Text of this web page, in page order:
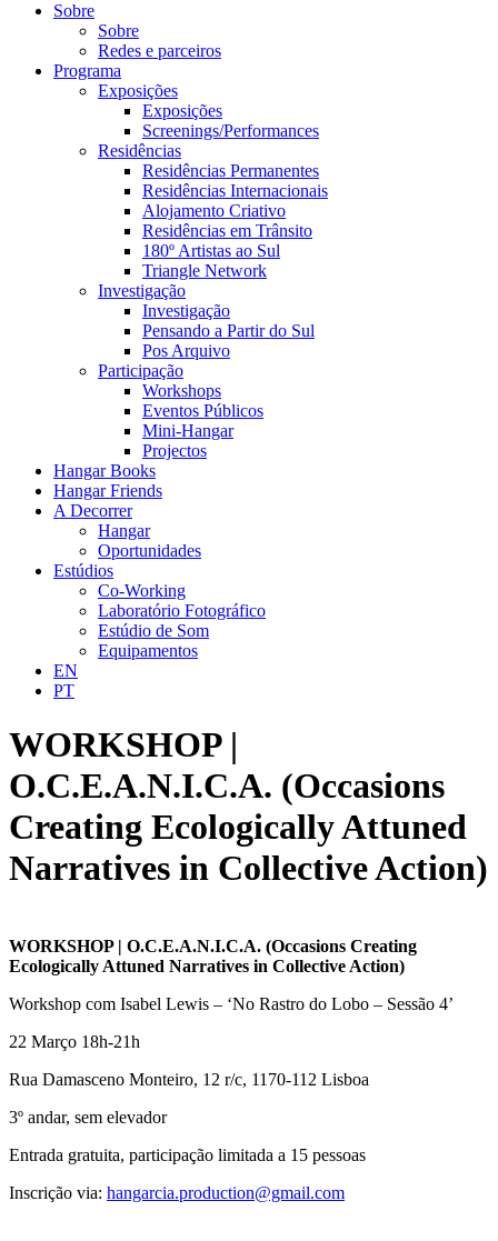
Sobre
Sobre
Redes e parceiros
Programa
Exposições
Exposições
Screenings/Performances
Residências
Residências Permanentes
Residências Internacionais
Alojamento Criativo
Residências em Trânsito
180º Artistas ao Sul
Triangle Network
Investigação
Investigação
Pensando a Partir do Sul
Pos Arquivo
Participação
Workshops
Eventos Públicos
Mini-Hangar
Projectos
Hangar Books
Hangar Friends
A Decorrer
Hangar
Oportunidades
Estúdios
Co-Working
Laboratório Fotográfico
Estúdio de Som
Equipamentos
EN
PT
WORKSHOP |
O.C.E.A.N.I.C.A. (Occasions
Creating Ecologically Attuned
Narratives in Collective Action)
WORKSHOP | O.C.E.A.N.I.C.A. (Occasions Creating
Ecologically Attuned Narratives in Collective Action)
Workshop com Isabel Lewis – ‘No Rastro do Lobo – Sessão 4’
22 Março 18h-21h
Rua Damasceno Monteiro, 12 r/c, 1170-112 Lisboa
3º andar, sem elevador
Entrada gratuita, participação limitada a 15 pessoas
Inscrição via: hangarcia.production@gmail.com